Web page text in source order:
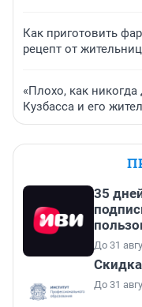
Как приготовить
рецепт от
«Плохо, как никогда
Кузбасса и его
35
До 31
До 31